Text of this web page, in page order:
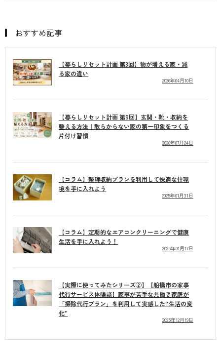
おすすめ記事
【暮らしリセット計画 第3回】物が増える家・減
る家の違い
2026年04月10日
【暮らしリセット計画 第9回】玄関・靴・収納を
整える方法｜散らからない家の第一印象をつくる
片付け習慣
2026年07月24日
【コラム】整理収納プランを利用して快適な住環
境を手に入れよう
2025年01月31日
【コラム】定期的なエアコンクリーニングで健康
生活を手に入れよう！
2025年01月17日
【実際に使ってみたシリーズ②】【船橋市の家事
代行サービス体験談】家事が苦手な共働き家庭が
「掃除代行プラン」を利用して実感した“生活の変
化”
2025年12月19日